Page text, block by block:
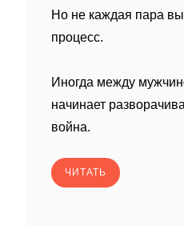
Но не каждая пара
процесс.
Иногда между
начинает
война.
ЧИТАТЬ